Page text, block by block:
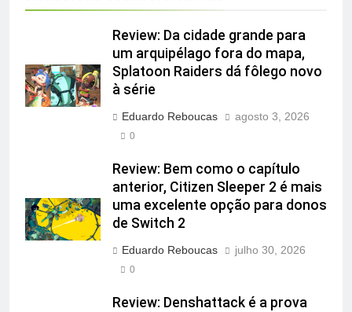
Review: Da cidade grande para
um arquipélago fora do mapa,
Splatoon Raiders dá fôlego novo
à série
Eduardo Reboucas agosto 3, 2026
0
Review: Bem como o capítulo
anterior, Citizen Sleeper 2 é mais
uma excelente opção para donos
de Switch 2
Eduardo Reboucas julho 30, 2026
0
Review: Denshattack é a prova